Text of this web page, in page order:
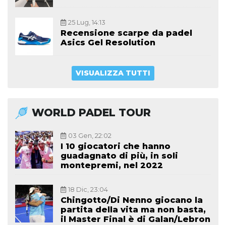
25 Lug, 14:13
Recensione scarpe da padel
Asics Gel Resolution
VISUALIZZA TUTTI
WORLD PADEL TOUR
03 Gen, 22:02
I 10 giocatori che hanno
guadagnato di più, in soli
montepremi, nel 2022
18 Dic, 23:04
Chingotto/Di Nenno giocano la
partita della vita ma non basta,
il Master Final è di Galan/Lebron